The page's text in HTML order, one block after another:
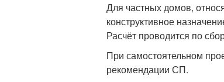
Для частных домов,
конструктивное
Расчёт проводится по
При самостоятельном
рекомендации СП.